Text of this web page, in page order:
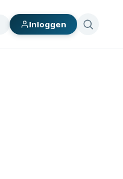
Inloggen